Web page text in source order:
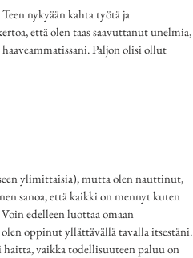
nykyään kahta työtä ja
että olen taas saavuttanut unelmia,
Paljon olisi ollut
ylimittaisia), mutta olen nauttinut,
sanoa, että kaikki on mennyt kuten
edelleen luottaa omaan
oppinut yllättävällä tavalla itsestäni.
haitta, vaikka todellisuuteen paluu on